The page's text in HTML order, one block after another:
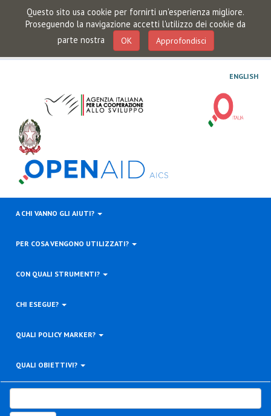
Questo sito usa cookie per fornirti un'esperienza migliore.
Proseguendo la navigazione accetti l'utilizzo dei cookie da
parte nostra
OK Approfondisci
ENGLISH
A CHI VANNO GLI AIUTI?
PER COSA VENGONO UTILIZZATI?
CON QUALI STRUMENTI?
CHI ESEGUE?
QUALI POLICY MARKER?
QUALI OBIETTIVI?